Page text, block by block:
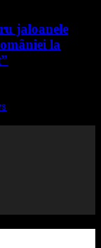
jaloanele
la